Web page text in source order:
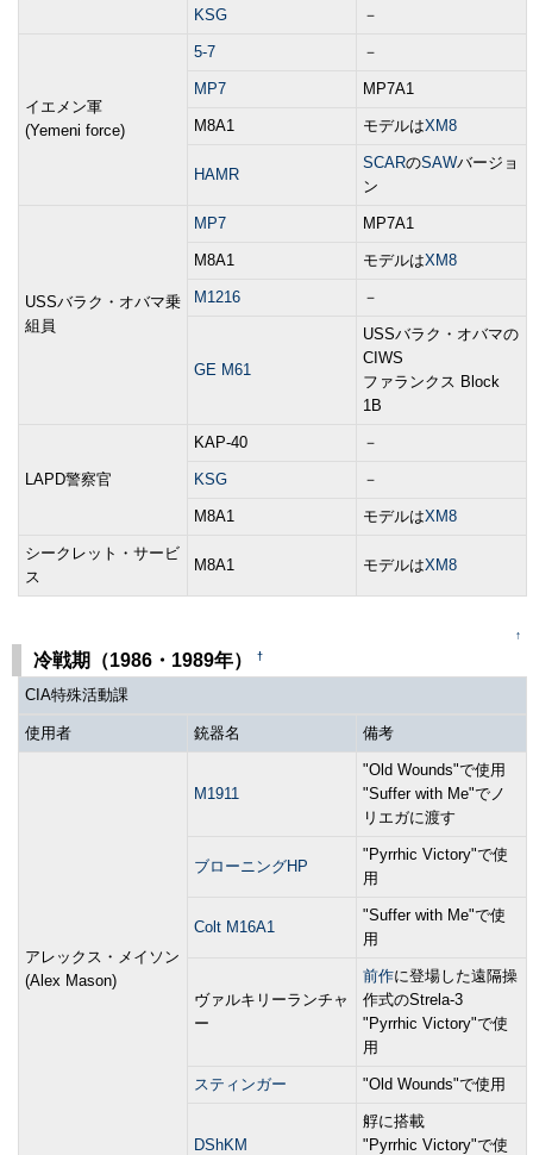
KSG －
イエメン軍
(Yemeni force)
5-7 －
MP7 MP7A1
M8A1 モデルはXM8
HAMR
SCARのSAWバージョ
ン
USSバラク・オバマ乗
組員
MP7 MP7A1
M8A1 モデルはXM8
M1216 －
GE M61
USSバラク・オバマの
CIWS
ファランクス Block
1B
LAPD警察官
KAP-40 －
KSG －
M8A1 モデルはXM8
シークレット・サービ
ス
M8A1 モデルはXM8
↑
冷戦期（1986・1989年） †
CIA特殊活動課
使用者 銃器名 備考
アレックス・メイソン
(Alex Mason)
M1911
"Old Wounds"で使用
"Suffer with Me"でノ
リエガに渡す
ブローニングHP
"Pyrrhic Victory"で使
用
Colt M16A1
"Suffer with Me"で使
用
ヴァルキリーランチャ
ー
前作に登場した遠隔操
作式のStrela-3
"Pyrrhic Victory"で使
用
スティンガー "Old Wounds"で使用
DShKM
艀に搭載
"Pyrrhic Victory"で使